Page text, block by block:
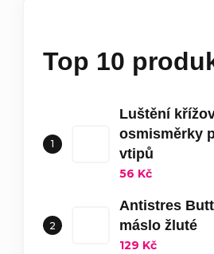
Top 10
Luštění
osmisměrky
vtipů
56 Kč
Antistres
máslo žluté
129 Kč